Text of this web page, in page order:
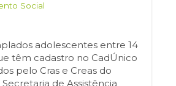
Social
adolescentes entre 14
têm cadastro no CadÚnico
pelo Cras e Creas do
de Assistência